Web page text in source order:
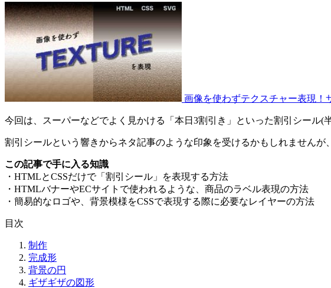
画像を使わずテクスチャー表現！
今回は、スーパーなどでよく見かける「本日3割引き」といった割引シール(
割引シールという響きからネタ記事のような印象を受けるかもしれませんが
この記事で手に入る知識
・HTMLとCSSだけで「割引シール」を表現する方法
・HTMLバナーやECサイトで使われるような、商品のラベル表現の方法
・簡易的なロゴや、背景模様をCSSで表現する際に必要なレイヤーの方法
目次
制作
完成形
背景の円
ギザギザの図形